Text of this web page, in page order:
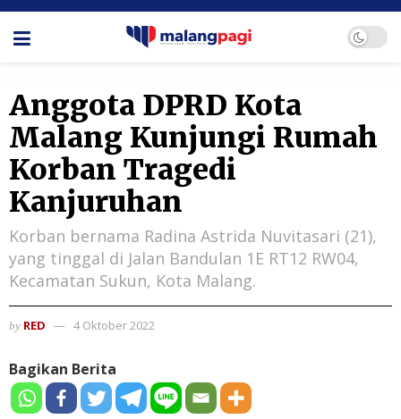
Anggota DPRD Kota
Malang Kunjungi Rumah
Korban Tragedi
Kanjuruhan
Korban bernama Radina Astrida Nuvitasari (21),
yang tinggal di Jalan Bandulan 1E RT12 RW04,
Kecamatan Sukun, Kota Malang.
by RED 4 Oktober 2022
Bagikan Berita